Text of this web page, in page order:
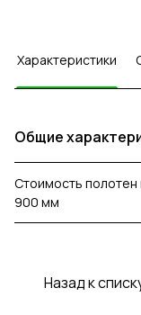
Характеристики
Общие
Стоимость
900 мм
Назад к